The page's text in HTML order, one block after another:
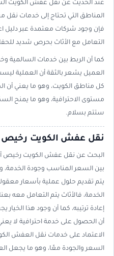
عند الحديث عن نقل عفش الكويت
المناطق التي تحتاج إلى خدمات
فإن وجود شركات معتمدة عبر دليل
التعامل مع الأثاث بحرص شديد
كما أن الربط بين خدمات
العميل يشعر بالثقة أن العملية
كل مناطق الكويت، وهو ما يعني أن
مستوى الاحترافية، وهو ما يمنح
ستتم بسلام.
نقل عفش الكويت رخيص
البحث عن نقل عفش الكويت رخيص
بين السعر المناسب وجودة الخدمة،
يتم تقديم حلول عملية بأسعار
الخدمة، فالأثاث يتم التعامل معه
إعادة ترتيبه، كما أن وجود هذا الخيار
أن الحصول على خدمة احترافية لا
الاعتماد على خدمات نقل العفش
السعر والجودة معًا، وهو ما يجعل